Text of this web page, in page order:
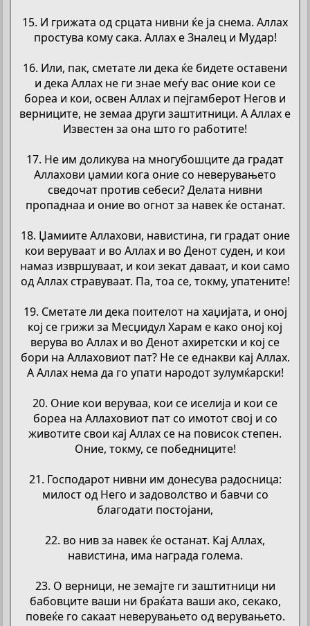
15. И грижата од срцата нивни ќе ја снема. Аллах
простува кому сака. Аллах е Зналец и Мудар!
16. Или, пак, сметате ли дека ќе бидете оставени
и дека Аллах не ги знае меѓу вас оние кои се
бореа и кои, освен Аллах и пејгамберот Негов и
верниците, не земаа други заштитници. А Аллах е
Известен за она што го работите!
17. Не им доликува на многубошците да градат
Аллахови џамии кога оние со неверувањето
сведочат против себеси? Делата нивни
пропаднаа и оние во огнот за навек ќе останат.
18. Џамиите Аллахови, навистина, ги градат оние
кои веруваат и во Аллах и во Денот суден, и кои
намаз извршуваат, и кои зекат даваат, и кои само
од Аллах стравуваат. Па, тоа се, токму, упатените!
19. Сметате ли дека поителот на хаџијата, и оној
кој се грижи за Месџидул Харам е како оној кој
верува во Аллах и во Денот ахиретски и кој се
бори на Аллаховиот пат? Не се еднакви кај Аллах.
А Аллах нема да го упати народот зулумќарски!
20. Оние кои веруваа, кои се иселија и кои се
бореа на Аллаховиот пат со имотот свој и со
животите свои кај Аллах се на повисок степен.
Оние, токму, се победниците!
21. Господарот нивни им донесува радосница:
милост од Него и задоволство и бавчи со
благодати постојани,
22. во нив за навек ќе останат. Кај Аллах,
навистина, има награда голема.
23. О верници, не земајте ги заштитници ни
бабовците ваши ни браќата ваши ако, секако,
повеќе го сакаат неверувањето од верувањето.